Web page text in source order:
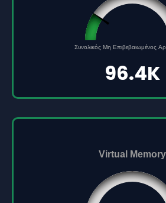
Συνολικός Μη Επιβεβαιωμένος
0
96.4K
Virtual Memory